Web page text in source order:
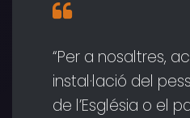
“Per a nosaltres,
instal·lació del
de l’Església o el